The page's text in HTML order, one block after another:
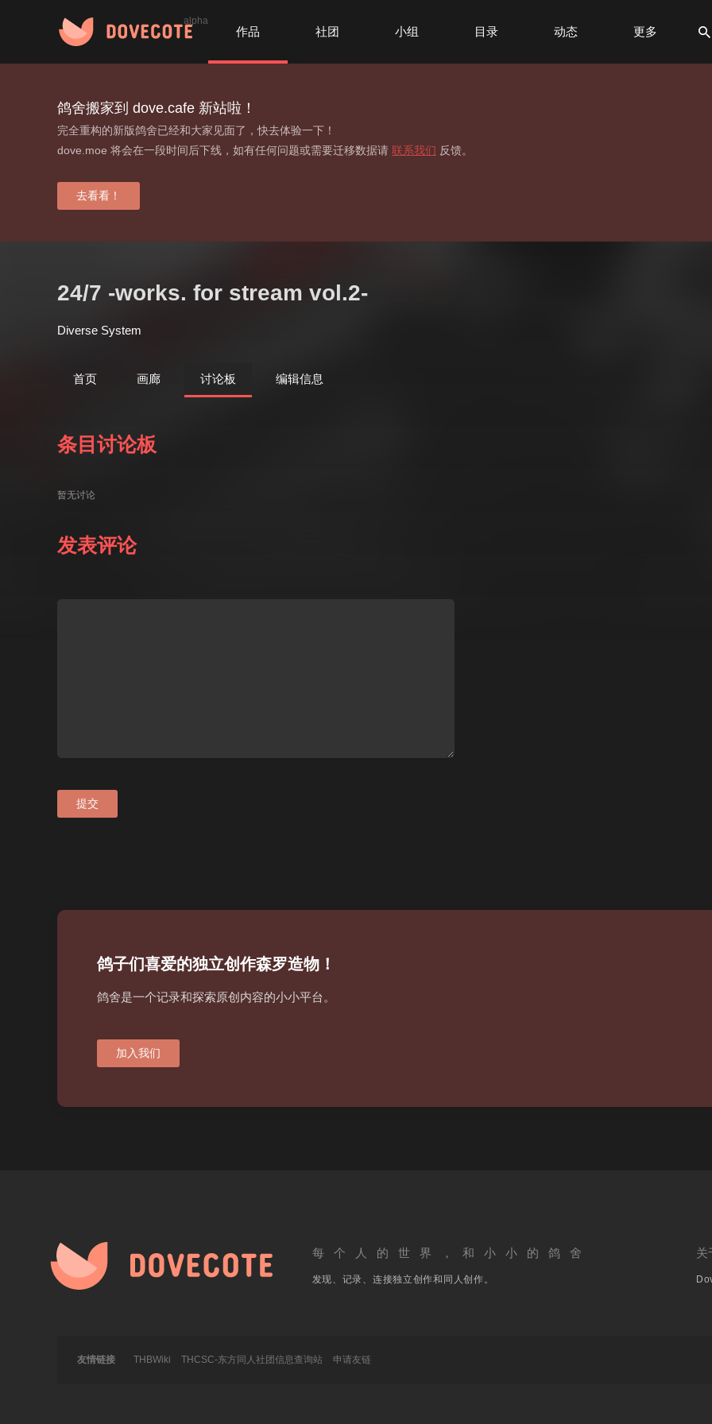
alpha
作品 社团 小组 目录 动态 更多
鸽舍搬家到 dove.cafe 新站啦！
完全重构的新版鸽舍已经和大家见面了，快去体验一下！
dove.moe 将会在一段时间后下线，如有任何问题或需要迁移数据请 联系我们 反馈。
去看看！
24​​/​​7 -works. for stream vol​​.​​2-
Diverse System
首页 画廊 讨论板 编辑信息
条目讨论板
暂无讨论
发表评论
提交
鸽子们喜爱的独立创作森罗造物！
鸽舍是一个记录和探索原创内容的小小平台。
加入我们
每个人的世界，和小小的鸽舍
发现、记录、连接独立创作和同人创作。
关
友情链接 THBWiki THCSC-东方同人社团信息查询站 申请友链